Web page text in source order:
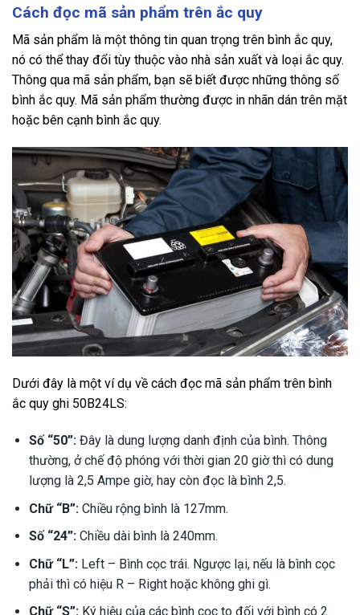
Cách đọc mã sản phẩm trên ắc quy
Mã sản phẩm là một thông tin quan trọng trên bình ắc quy,
nó có thể thay đổi tùy thuộc vào nhà sản xuất và loại ắc quy.
Thông qua mã sản phẩm, bạn sẽ biết được những thông số
bình ắc quy. Mã sản phẩm thường được in nhãn dán trên mặt
hoặc bên cạnh bình ắc quy.
Dưới đây là một ví dụ về cách đọc mã sản phẩm trên bình
ắc quy ghi 50B24LS:
Số “50”: Đây là dung lượng danh định của bình. Thông
thường, ở chế độ phóng với thời gian 20 giờ thì có dung
lượng là 2,5 Ampe giờ, hay còn đọc là bình 2,5.
Chữ “B”: Chiều rộng bình là 127mm.
Số “24”: Chiều dài bình là 240mm.
Chữ “L”:Left – Bình cọc trái. Ngược lại, nếu là bình cọc
phải thì có hiệu R – Right hoặc không ghi gì.
Chữ “S”:Ký hiệu của các bình cọc to đối với bình có 2